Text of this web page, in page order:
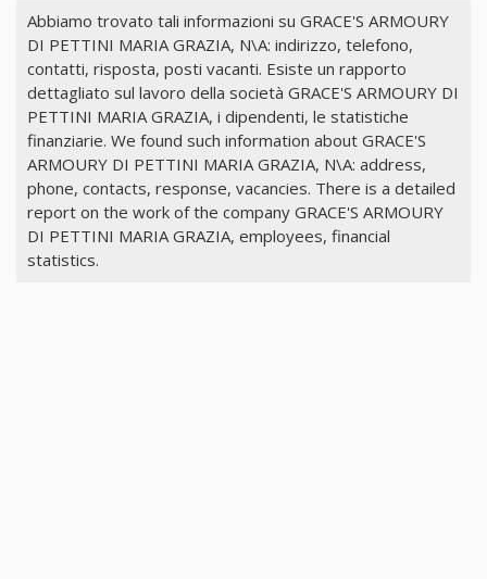
Abbiamo trovato tali informazioni su GRACE'S ARMOURY
DI PETTINI MARIA GRAZIA, N\A: indirizzo, telefono,
contatti, risposta, posti vacanti. Esiste un rapporto
dettagliato sul lavoro della società GRACE'S ARMOURY DI
PETTINI MARIA GRAZIA, i dipendenti, le statistiche
finanziarie. We found such information about GRACE'S
ARMOURY DI PETTINI MARIA GRAZIA, N\A: address,
phone, contacts, response, vacancies. There is a detailed
report on the work of the company GRACE'S ARMOURY
DI PETTINI MARIA GRAZIA, employees, financial
statistics.